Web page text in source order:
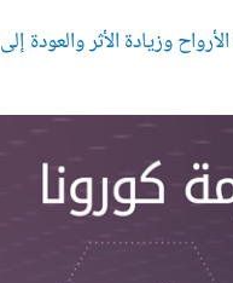
وزيادة الأثر والعودة إلى